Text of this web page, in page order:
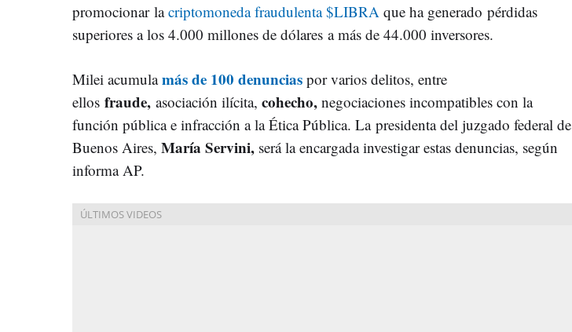
promocionar lacriptomoneda fraudulenta $LIBRA que ha generado pérdidas
superiores a los 4.000 millones de dólares a más de 44.000 inversores.
Milei acumulamás de 100 denuncias por varios delitos, entre
ellos fraude, asociación ilícita, cohecho, negociaciones incompatibles con la
función pública e infracción a la Ética Pública. Lapresidenta del juzgado federal de
Buenos Aires, María Servini, será la encargada investigar estas denuncias, según
informa AP.